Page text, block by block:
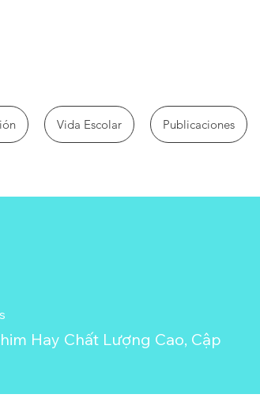
Vida Escolar Publicaciones
Hay Chất Lượng Cao, Cập